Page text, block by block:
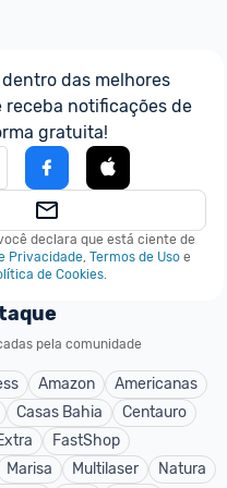
das melhores
receba notificações de
gratuita!
declara que está ciente de
Privacidade, Termos de Uso e
de Cookies.
pela comunidade
Amazon
Americanas
Casas Bahia
Centauro
FastShop
Marisa Multilaser
Natura